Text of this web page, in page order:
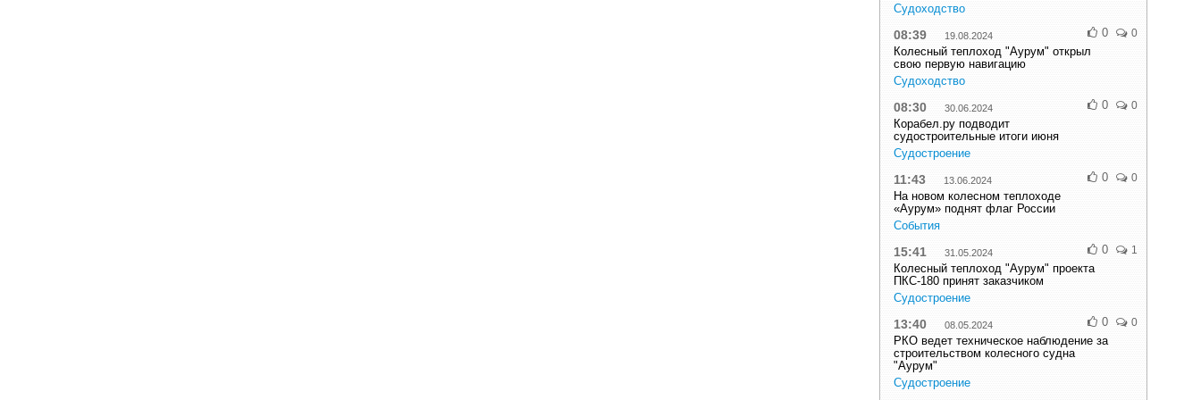
Судоходство
08:39 19.08.2024
Колесный теплоход "Аурум" открыл
свою первую навигацию
Судоходство
0 0
08:30 30.06.2024
Корабел.ру подводит
судостроительные итоги июня
Судостроение
0 0
11:43 13.06.2024
На новом колесном теплоходе
«Аурум» поднят флаг России
События
0 0
15:41 31.05.2024
Колесный теплоход "Аурум" проекта
ПКС-180 принят заказчиком
Судостроение
0 1
13:40 08.05.2024
РКО ведет техническое наблюдение за
строительством колесного судна
"Аурум"
Судостроение
0 0